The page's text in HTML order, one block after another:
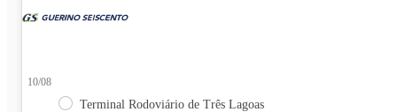
10/08
Terminal Rodoviário de Três Lagoas